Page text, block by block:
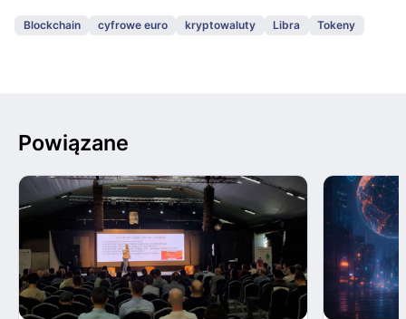
Blockchain cyfrowe euro kryptowaluty Libra Tokeny
Powiązane